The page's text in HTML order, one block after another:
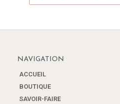
produit
plusieurs
NAVIGATION
ACCUEIL
BOUTIQUE
SAVOIR-FAIRE